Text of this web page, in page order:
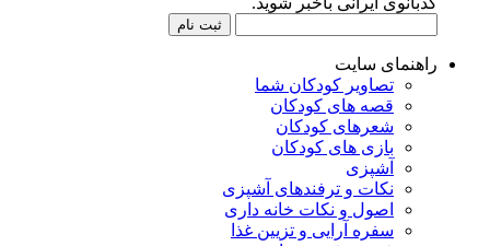
راهنمای سایت
تصاویر کودکان شما
قصه های کودکان
شعرهای کودکان
بازی های کودکان
آشپزی
نکات و ترفندهای آشپزی
اصول و نکات خانه داری
سفره آرایی و تزیین غذا